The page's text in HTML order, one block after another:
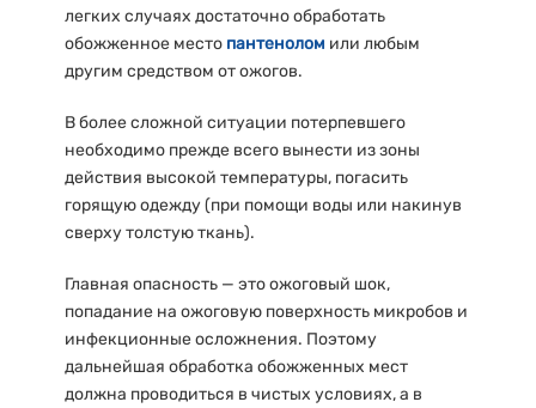
легких случаях достаточно обработать
обожженное место пантенолом или любым
другим средством от ожогов.
В более сложной ситуации потерпевшего
необходимо прежде всего вынести из зоны
действия высокой температуры, погасить
горящую одежду (при помощи воды или накинув
сверху толстую ткань).
Главная опасность — это ожоговый шок,
попадание на ожоговую поверхность микробов и
инфекционные осложнения. Поэтому
дальнейшая обработка обожженных мест
должна проводиться в чистых условиях, а в